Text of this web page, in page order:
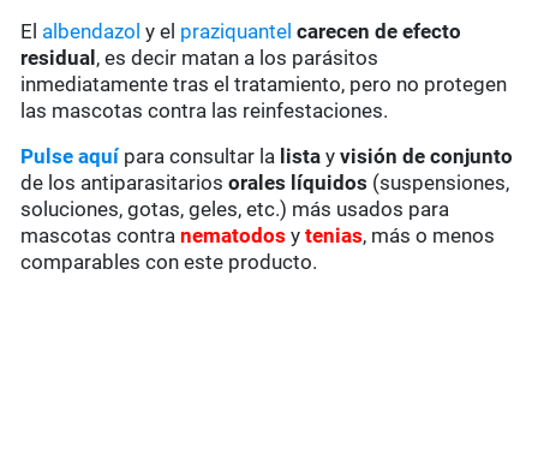
El albendazol y el praziquantel carecen de efecto
residual , es decir matan a los parásitos
inmediatamente tras el tratamiento, pero no protegen
las mascotas contra las reinfestaciones.
Pulse aquípara consultar la lista yvisión de conjunto
de los antiparasitariosorales líquidos (suspensiones,
soluciones, gotas, geles, etc.) más usados para
mascotas contranematodos ytenias, más o menos
comparables con este producto.